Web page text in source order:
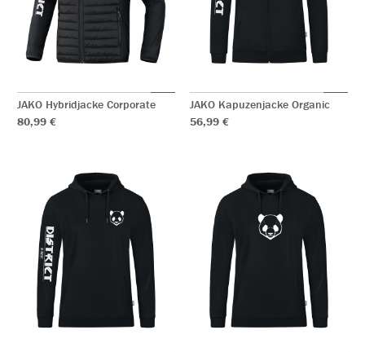
JAKO Hybridjacke Corporate
80,99 €
JAKO Kapuzenjacke Organic
56,99 €